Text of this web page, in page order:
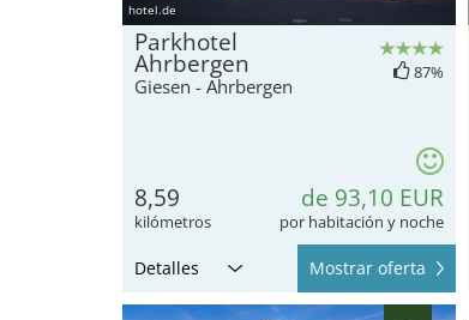
hotel.de
Parkhotel
Ahrbergen
Giesen - Ahrbergen
87%
8,59
kilómetros
de 93,10 EUR
por habitación y noche
Detalles Mostrar oferta